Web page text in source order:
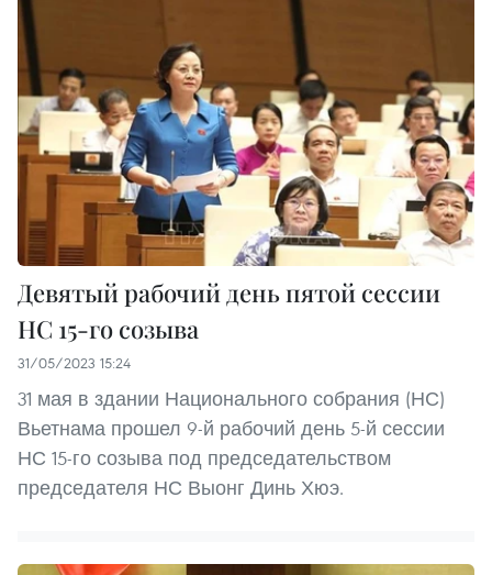
Девятый рабочий день пятой сессии
НС 15-го созыва
31/05/2023 15:24
31 мая в здании Национального собрания (НС)
Вьетнама прошел 9-й рабочий день 5-й сессии
НС 15-го созыва под председательством
председателя НС Выонг Динь Хюэ.